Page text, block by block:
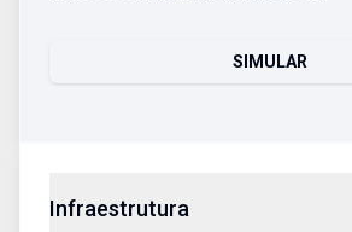
SIMULAR
Infraestrutura